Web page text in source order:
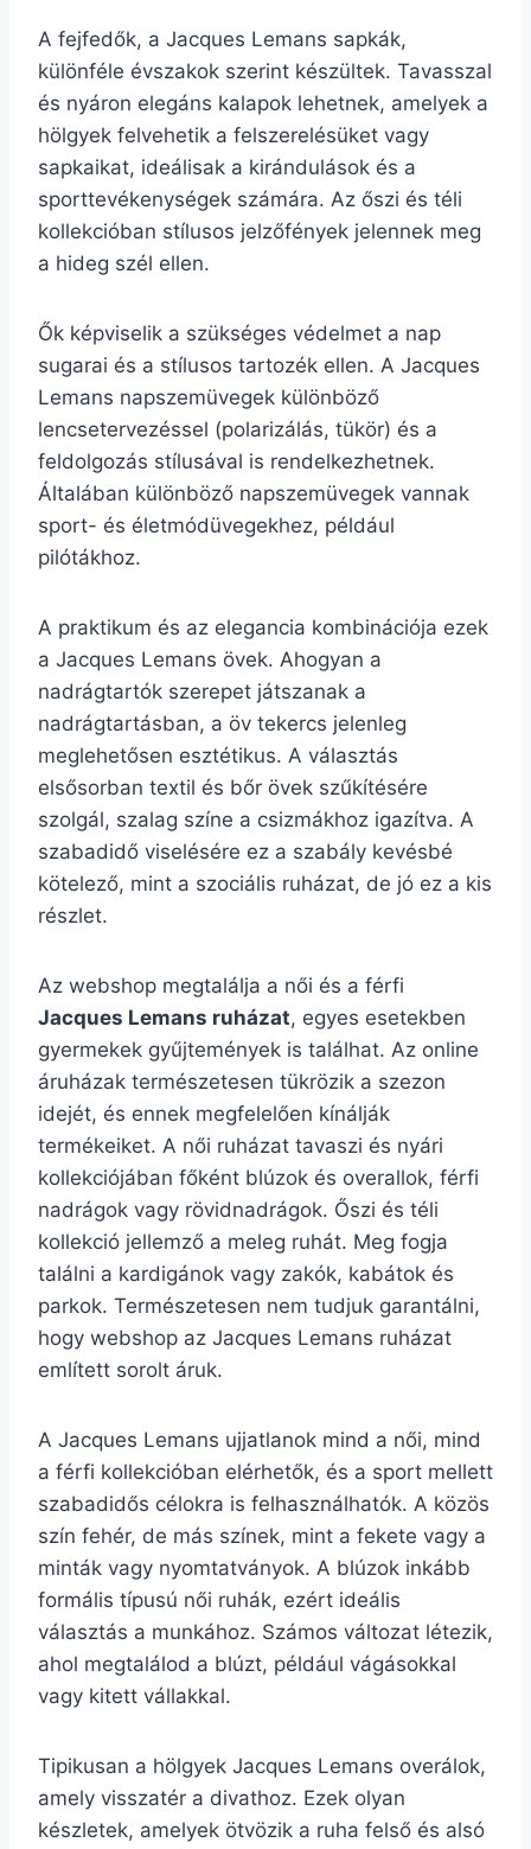
A fejfedők, a Jacques Lemans sapkák,
különféle évszakok szerint készültek. Tavasszal
és nyáron elegáns kalapok lehetnek, amelyek a
hölgyek felvehetik a felszerelésüket vagy
sapkaikat, ideálisak a kirándulások és a
sporttevékenységek számára. Az őszi és téli
kollekcióban stílusos jelzőfények jelennek meg
a hideg szél ellen.
Ők képviselik a szükséges védelmet a nap
sugarai és a stílusos tartozék ellen. A Jacques
Lemans napszemüvegek különböző
lencsetervezéssel (polarizálás, tükör) és a
feldolgozás stílusával is rendelkezhetnek.
Általában különböző napszemüvegek vannak
sport- és életmódüvegekhez, például
pilótákhoz.
A praktikum és az elegancia kombinációja ezek
a Jacques Lemans övek. Ahogyan a
nadrágtartók szerepet játszanak a
nadrágtartásban, a öv tekercs jelenleg
meglehetősen esztétikus. A választás
elsősorban textil és bőr övek szűkítésére
szolgál, szalag színe a csizmákhoz igazítva. A
szabadidő viselésére ez a szabály kevésbé
kötelező, mint a szociális ruházat, de jó ez a kis
részlet.
Az webshop megtalálja a női és a férfi
Jacques Lemans ruházat, egyes esetekben
gyermekek gyűjtemények is találhat. Az online
áruházak természetesen tükrözik a szezon
idejét, és ennek megfelelően kínálják
termékeiket. A női ruházat tavaszi és nyári
kollekciójában főként blúzok és overallok, férfi
nadrágok vagy rövidnadrágok. Őszi és téli
kollekció jellemző a meleg ruhát. Meg fogja
találni a kardigánok vagy zakók, kabátok és
parkok. Természetesen nem tudjuk garantálni,
hogy webshop az Jacques Lemans ruházat
említett sorolt áruk.
A Jacques Lemans ujjatlanok mind a női, mind
a férfi kollekcióban elérhetők, és a sport mellett
szabadidős célokra is felhasználhatók. A közös
szín fehér, de más színek, mint a fekete vagy a
minták vagy nyomtatványok. A blúzok inkább
formális típusú női ruhák, ezért ideális
választás a munkához. Számos változat létezik,
ahol megtalálod a blúzt, például vágásokkal
vagy kitett vállakkal.
Tipikusan a hölgyek Jacques Lemans overálok,
amely visszatér a divathoz. Ezek olyan
készletek, amelyek ötvözik a ruha felső és alsó